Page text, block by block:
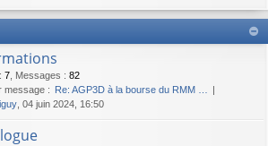
: 7 Messages : 82
message : Re: AGP3D à la bourse du RMM …
, 04 juin 2024, 16:50